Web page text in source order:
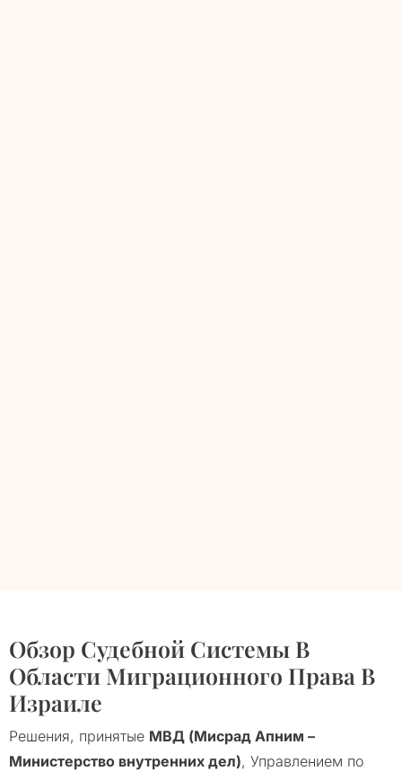
Обзор Судебной Системы В
Области Миграционного Права В
Израиле
Решения, принятые МВД (Мисрад Апним –
Министерство внутренних дел), Управлением по